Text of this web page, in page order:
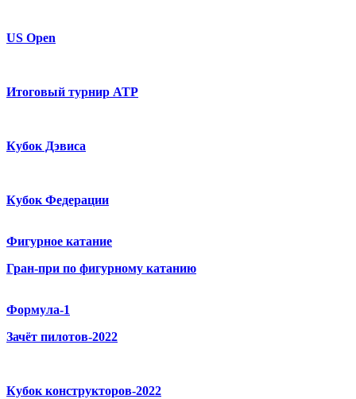
US Open
Итоговый турнир ATP
Кубок Дэвиса
Кубок Федерации
Фигурное катание
Гран-при по фигурному катанию
Формула-1
Зачёт пилотов-2022
Кубок конструкторов-2022